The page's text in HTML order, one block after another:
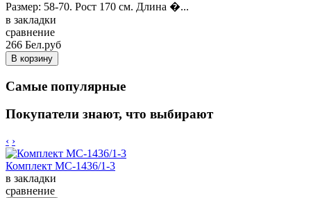
Размер: 58-70. Рост 170 см. Длина �...
в закладки
сравнение
266 Бел.руб
Самые популярные
Покупатели знают, что выбирают
‹ ›
Комплект MC-1436/1-3
в закладки
сравнение